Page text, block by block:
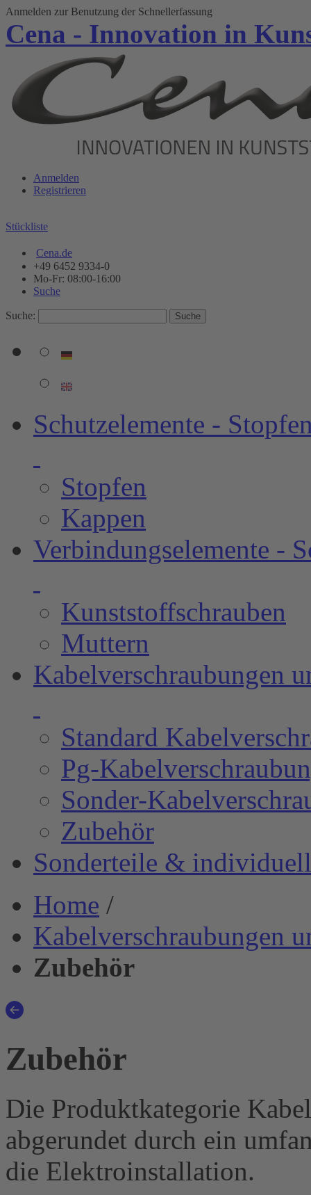
Anmelden zur Benutzung der Schnellerfassung
Cena - Innovation in
Anmelden
Registrieren
Stückliste
Cena.de
+49 6452 9334-0
Mo-Fr: 08:00-16:00
Suche
Suche: Suche
Schutzelemente -
Stopfen
Kappen
Verbindungselemente -
Kunststoffschrauben
Muttern
Kabelverschraubungen
Standard
Pg-
Sonder-
Zubehör
Sonderteile &
Home /
Kabelverschraubungen
Zubehör
Zubehör
Die Produktkategorie
abgerundet durch ein
die Elektroinstallation.